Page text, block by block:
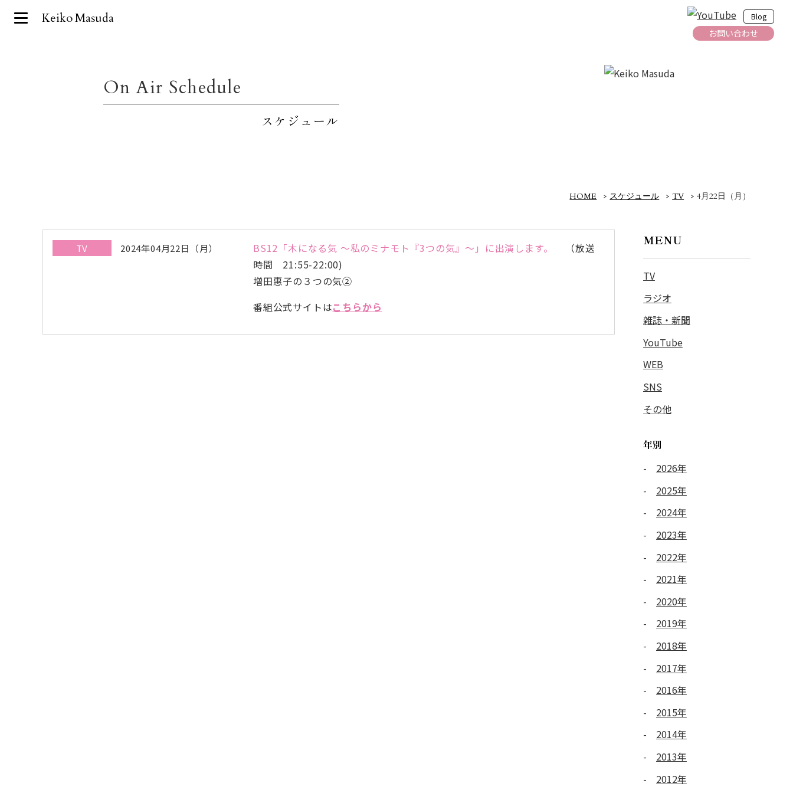
Keiko Masuda Blog
お問い合わせ
On Air Schedule
スケジュール
HOME > スケジュール >TV >4月22日（月）
TV 2024年04月22日（月） BS12「木になる気 ～私のミナモト『3つの気』～」に出演します。
（放送
時間 21:55-22:00)
増田惠子の３つの気②
番組公式サイトはこちらから
MENU
TV
ラジオ
雑誌・新聞
YouTube
WEB
SNS
その他
年別
2026年
2025年
2024年
2023年
2022年
2021年
2020年
2019年
2018年
2017年
2016年
2015年
2014年
2013年
2012年